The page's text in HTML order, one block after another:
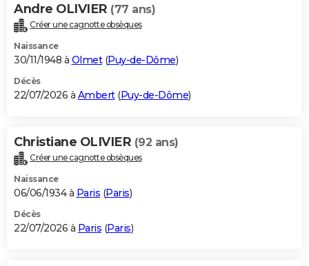
Bricolage
Lifestyle
Culture
Sport
Auto
Television
Voyage
Cinema
Andre OLIVIER (77 ans)
Créer une cagnotte obsèques
Naissance
30/11/1948 à Olmet(Puy-de-Dôme)
Décès
22/07/2026 à Ambert(Puy-de-Dôme)
Christiane OLIVIER (92 ans)
Créer une cagnotte obsèques
Naissance
06/06/1934 à Paris (Paris)
Décès
22/07/2026 à Paris (Paris)